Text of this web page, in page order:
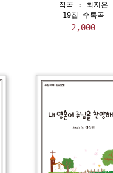
작곡 : 최지은
19집 수록곡
2,000